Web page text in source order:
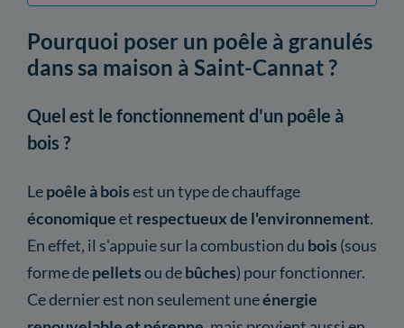
Pourquoi poser un poêle à granulés
dans sa maison à Saint-Cannat ?
Quel est le fonctionnement d'un poêle à
bois ?
Lepoêle à boisest un type de chauffage
économiqueet respectueux de l'environnement.
En effet, il s'appuie sur la combustion du bois (sous
forme depelletsou debûches) pour fonctionner.
Ce dernier est non seulement uneénergie